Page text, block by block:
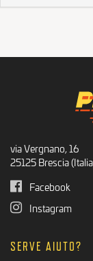
via Vergnano, 16
25125 Brescia
Facebook
Instagram
SERVE AIUTO?